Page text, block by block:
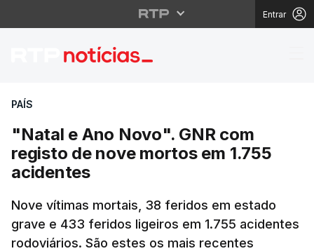
Entrar
"Natal e Ano Novo".
PAÍS
"Natal e Ano Novo". GNR com
registo de nove mortos em 1.755
acidentes
Nove vítimas mortais, 38 feridos em estado
grave e 433 feridos ligeiros em 1.755 acidentes
rodoviários. São estes os mais recentes